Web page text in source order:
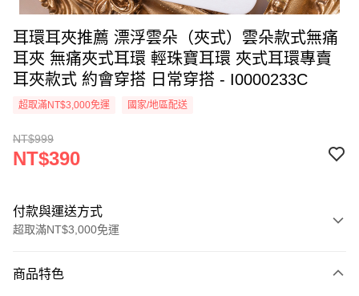
耳環耳夾推薦 漂浮雲朵（夾式）雲朵款式無痛
耳夾 無痛夾式耳環 輕珠寶耳環 夾式耳環專賣
耳夾款式 約會穿搭 日常穿搭 - I0000233C
超取滿NT$3,000免運 國家/地區配送
NT$999
NT$390
付款與運送方式
超取滿NT$3,000免運
信用卡一次付款
商品特色